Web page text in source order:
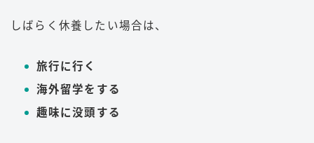
しばらく休養したい場合は、
旅行に行く
海外留学をする
趣味に没頭する